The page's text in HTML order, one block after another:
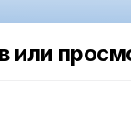
или